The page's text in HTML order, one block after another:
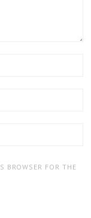
BROWSER FOR THE